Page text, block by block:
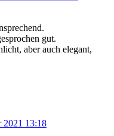
gut.
aber auch elegant,
2021 13:18